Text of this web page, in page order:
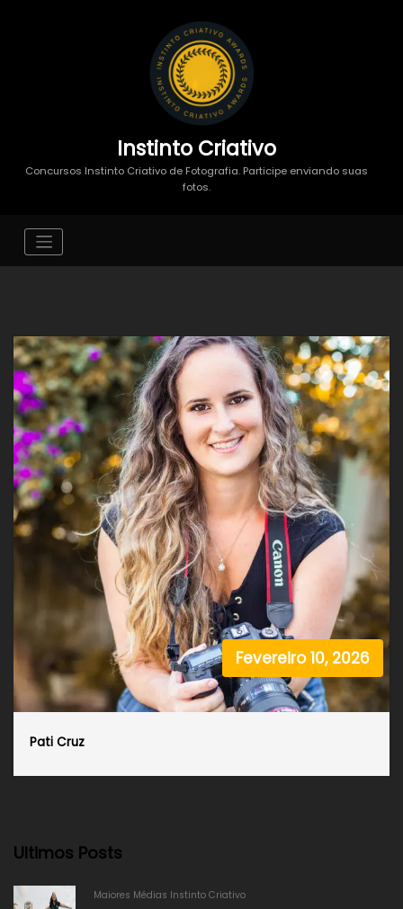
Instinto Criativo
Concursos Instinto Criativo de Fotografia. Participe enviando suas
fotos.
Fevereiro 10, 2026
Pati Cruz
Ultimos Posts
Maiores Médias Instinto Criativo